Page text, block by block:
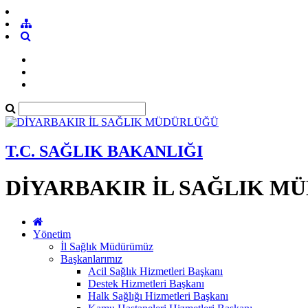
T.C. SAĞLIK BAKANLIĞI
DİYARBAKIR İL SAĞLIK
Yönetim
İl Sağlık Müdürümüz
Başkanlarımız
Acil Sağlık Hizmetleri Başkanı
Destek Hizmetleri Başkanı
Halk Sağlığı Hizmetleri Başkanı